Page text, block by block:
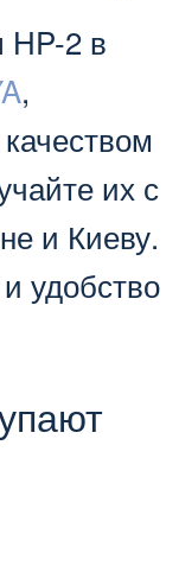
HP-2 в
,
их с
и Киеву.
удобство